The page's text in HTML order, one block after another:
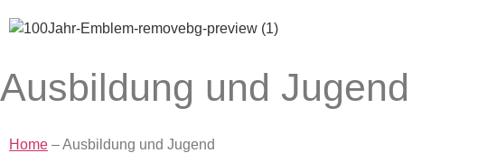
Ausbildung und Jugend
Home –Ausbildung und Jugend